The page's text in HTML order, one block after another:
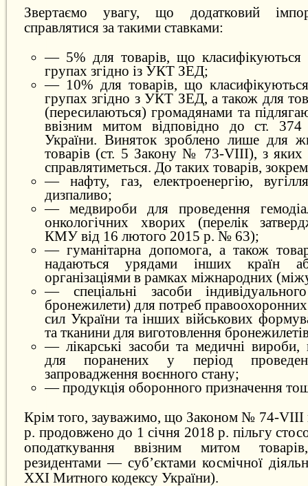
Звертаємо увагу, що додатковий
справлятися за такими ставками:
— 5% для товарів, що класифікуються
групах згідно із УКТ ЗЕД;
— 10% для товарів, що
групах згідно з УКТ ЗЕД, а також для
(пересилаються) громадянами та
ввізним митом відповідно до ст.
України. Виняток зроблено лише для
товарів (ст. 5 Закону № 73-VIII), з яких
справлятиметься. До таких товарів,
— нафту, газ, електроенергію,
дизпаливо;
— медвироби для проведення
онкологічних хворих (перелік
КМУ від 16 лютого 2015 р. № 63);
— гуманітарна допомога, а також
надаються урядами інших країн
організаціями в рамках міжнародних
— спеціальні засоби
бронежилети) для потреб
сил України та інших військових
та тканини для виготовлення
— лікарські засоби та медичні
для поранених у період
запровадження воєнного стану;
— продукція оборонного призначення
Крім того, зауважимо, що Законом № 74-VIII
р. продовжено до 1 січня 2018 р. пільгу
оподаткування ввізним митом
резидентами — суб’єктами космічної
XXI Митного кодексу України).